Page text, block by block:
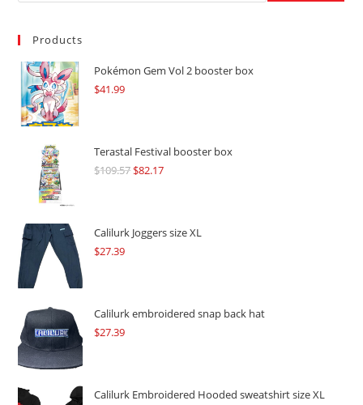
Products
Pokémon Gem Vol 2 booster box
$41.99
Terastal Festival booster box
$109.57Original
$109.57.
$82.17Current
$82.17.
Calilurk Joggers size XL
$27.39
Calilurk embroidered snap back hat
$27.39
Calilurk Embroidered Hooded sweatshirt size XL